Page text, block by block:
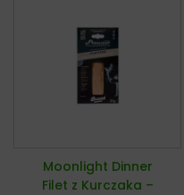
Moonlight Dinner
Filet z Kurczaka –